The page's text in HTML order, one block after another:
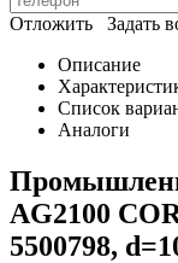
Отложить
Задать
Описание
Список
Аналоги
AG2100
5500798,